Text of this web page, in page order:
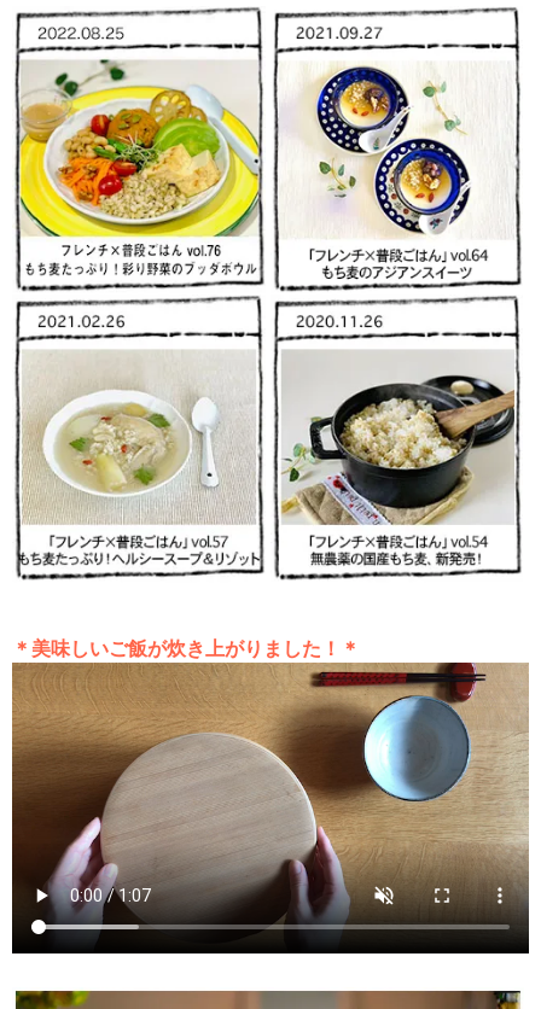
＊美味しいご飯が炊き上がりました！＊